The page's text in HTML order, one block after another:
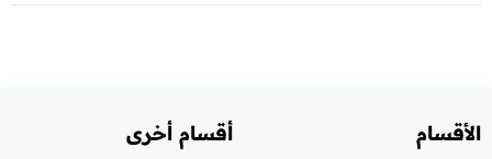
الأقسام أقسام أخرى